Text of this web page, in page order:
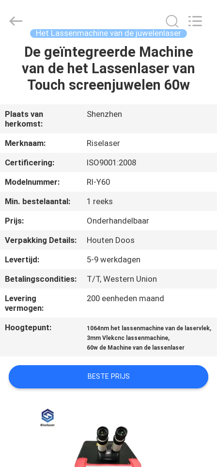
HUIS
PRODUCTEN
VR-
SHOW
OVER
ONS
FABRIEKSRONDLEIDING
KWALITEITSCONTROLE
CONTACT
MET
EEN
OFFERTE
РУССКИЙ
Technology
Het Lassenmachine van de juwelenlaser
De geïntegreerde Machine
van de het Lassenlaser van
Touch screenjuwelen 60w
Plaats van
herkomst:
Shenzhen
Merknaam:
Riselaser
Certificering:
ISO9001:2008
Modelnummer:
Rl-Y60
Min. bestelaantal:
1 reeks
Prijs:
Onderhandelbaar
Verpakking Details:
Houten Doos
Levertijd:
5-9 werkdagen
Betalingscondities:
T/T, Western Union
Levering
vermogen:
200 eenheden maand
Hoogtepunt: 1064nm het lassenmachine van de laservlek,
3mm Vlekcnc lassenmachine,
60w de Machine van de lassenlaser
BESTE PRIJS